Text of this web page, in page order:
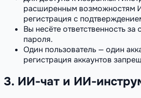
расширенным возможностям
регистрация с
Вы несёте ответственность за
пароля.
Один пользователь — один
регистрация аккаунтов
3. ИИ-чат и ИИ-